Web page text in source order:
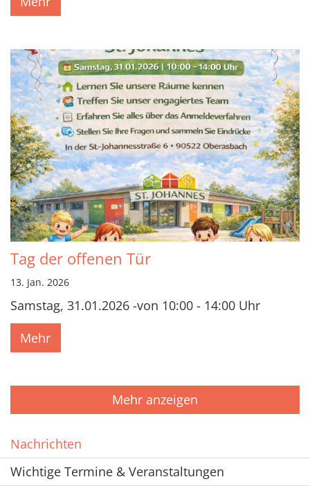
Tag der offenen Tür
13. Jan. 2026
Samstag, 31.01.2026 -von 10:00 - 14:00 Uhr
Mehr
Mehr anzeigen
Nachrichten
Wichtige Termine & Veranstaltungen